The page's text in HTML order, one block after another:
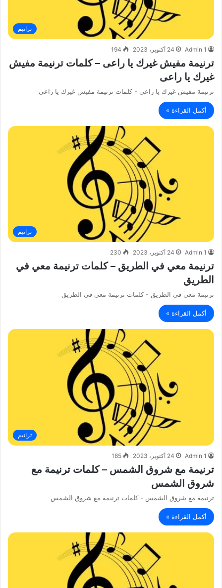
ترانيم
Admin 1 24 أكتوبر، 2023 194
ترنيمة مفيش غيرك يا راعى – كلمات ترنيمة مفيش
غيرك يا راعى
ترنيمة مفيش غيرك يا راعى - كلمات ترنيمة مفيش غيرك يا راعى
أكمل القراءة »
ترانيم
Admin 1 24 أكتوبر، 2023 230
ترنيمة معي في الطريق – كلمات ترنيمة معي في
الطريق
ترنيمة معي في الطريق - كلمات ترنيمة معي في الطريق
أكمل القراءة »
ترانيم
Admin 1 24 أكتوبر، 2023 185
ترنيمة مع شروق الشمس – كلمات ترنيمة مع
شروق الشمس
ترنيمة مع شروق الشمس - كلمات ترنيمة مع شروق الشمس
أكمل القراءة »